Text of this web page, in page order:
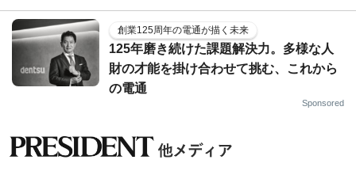
創業125周年の電通が描く未来
125年磨き続けた課題解決力。多様な人
財の才能を掛け合わせて挑む、これから
の電通
Sponsored